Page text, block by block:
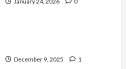
December 9, 2025 1